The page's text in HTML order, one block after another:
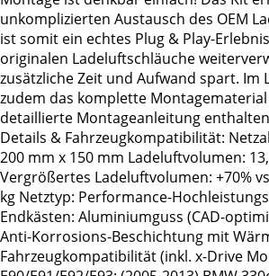
unkomplizierten Austausch des OEM
ist somit ein echtes Plug & Play-
originalen Ladeluftschläuche
zusätzliche Zeit und Aufwand spart. Im
zudem das komplette
detaillierte Montageanleitung
Details & Fahrzeugkompatibilität:
200 mm x 150 mm Ladeluftvolumen:
Vergrößertes Ladeluftvolumen: +70%
kg Netztyp: Performance-
Endkästen: Aluminiumguss (CAD-
Anti-Korrosions-Beschichtung mit
Fahrzeugkompatibilität (inkl. x-Drive